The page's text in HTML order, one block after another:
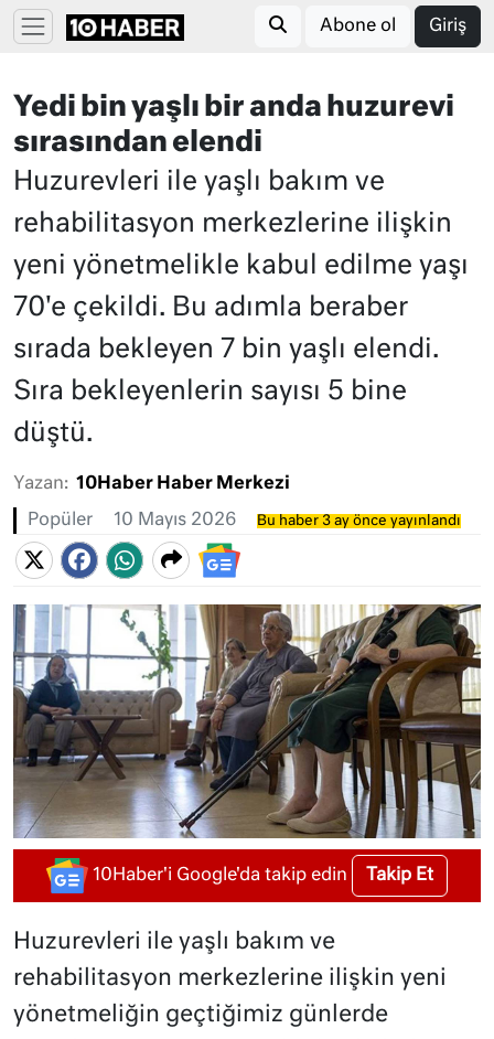
Abone ol Giriş
Yedi bin yaşlı bir anda huzurevi
sırasından elendi
Huzurevleri ile yaşlı bakım ve
rehabilitasyon merkezlerine ilişkin
yeni yönetmelikle kabul edilme yaşı
70'e çekildi. Bu adımla beraber
sırada bekleyen 7 bin yaşlı elendi.
Sıra bekleyenlerin sayısı 5 bine
düştü.
Yazan: 10Haber Haber Merkezi
Popüler 10 Mayıs 2026 Bu haber 3 ay önce yayınlandı
10Haber'i Google'da takip edin Takip Et
Huzurevleri ile yaşlı bakım ve
rehabilitasyon merkezlerine ilişkin yeni
yönetmeliğin geçtiğimiz günlerde